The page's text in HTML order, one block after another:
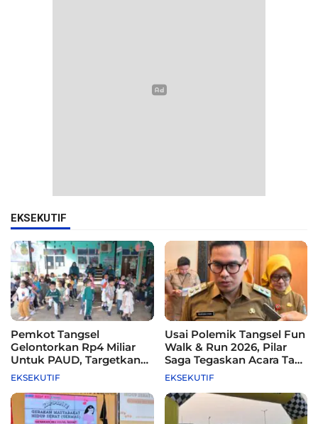
EKSEKUTIF
Pemkot Tangsel
Gelontorkan Rp4 Miliar
Untuk PAUD, Targetkan
115 Sekolah
EKSEKUTIF
Usai Polemik Tangsel Fun
Walk & Run 2026, Pilar
Saga Tegaskan Acara Tak
Difasilitasi Pemkot
EKSEKUTIF